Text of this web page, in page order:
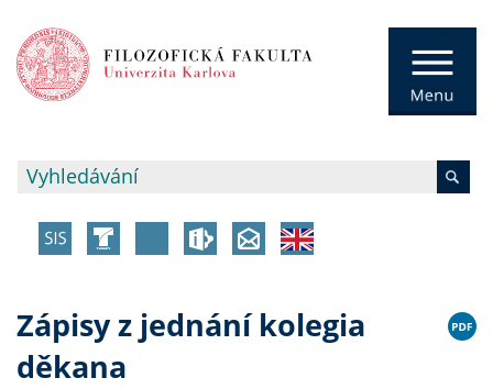
Zápisy z jednání kolegia
děkana